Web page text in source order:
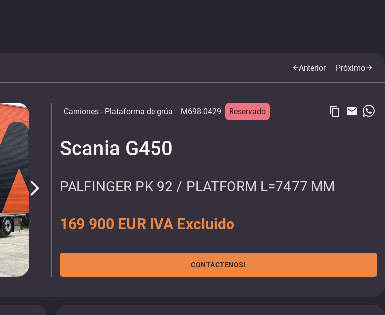
arrow_backAnterior Próximoarrow_forward
arrow_forward_ios
Camiones - Plataforma de grúa M698-0429 Reservado content_copy email
Scania G450
PALFINGER PK 92 / PLATFORM L=7477 MM
169 900 EUR IVA Excluido
CONTÁCTENOS!